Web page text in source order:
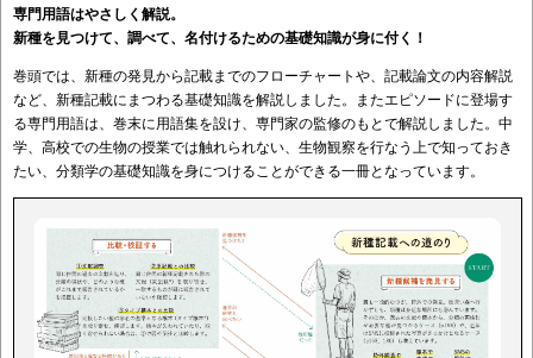
専門用語はやさしく解説。
新種を見つけて、調べて、名付けるための基礎知識が身に付く！
巻頭では、新種の発見から記載までのフローチャートや、記載論文の内容解説
など、新種記載にまつわる基礎知識を解説しました。またエピソードに登場す
る専門用語は、巻末に用語集を設け、専門家の監修のもとで解説しました。中
学、高校での生物の授業では触れられない、生物観察を行なう上で知っておき
たい、分類学の基礎知識を身につけることができる一冊となっています。